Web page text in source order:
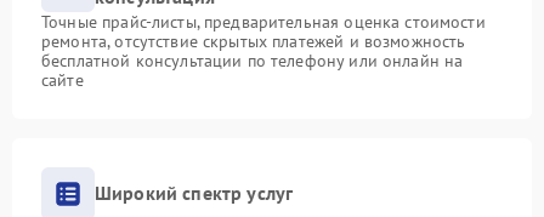
Точные прайс-листы, предварительная оценка стоимости
ремонта, отсутствие скрытых платежей и возможность
бесплатной консультации по телефону или онлайн на
сайте
Широкий спектр услуг